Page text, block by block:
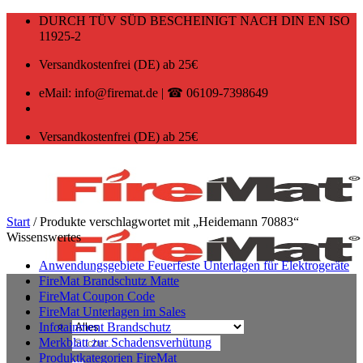
Zum
DURCH TÜV SÜD BESCHEINIGT NACH DIN EN ISO
11925-2
Versandkostenfrei (DE) ab 25€
eMail: info@firemat.de | ☎ 06109-7398649
Versandkostenfrei (DE) ab 25€
Suchen
nach:
Start /Produkte verschlagwortet mit „Heidemann 70883“
Wissenswertes
Anwendungsgebiete Feuerfeste Unterlagen für Elektrogeräte
FireMat Brandschutz Matte
FireMat Coupon Code
FireMat Unterlagen im Sales
Infotainment Brandschutz
Merkblatt zur Schadensverhütung
Produktkategorien FireMat